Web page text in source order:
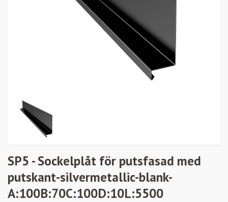
SP5 - Sockelplåt för putsfasad med
putskant-silvermetallic-blank-
A:100B:70C:100D:10L:5500